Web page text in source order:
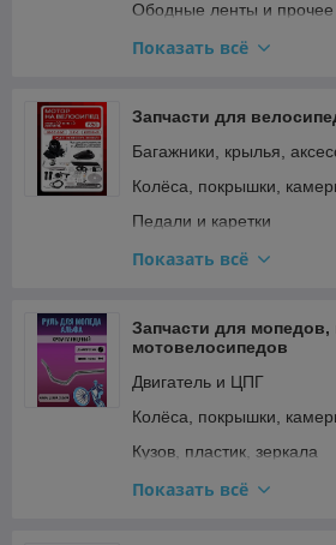
Стартер и кикстартер
Топливная система и
Трансмиссия
Фильтры
Электрооборудование и
Ободные ленты и прочее
Покрышки велосипедные
Покрышки мото и мопед
Показать всё
Запчасти для
Багажники, крылья,
Колёса, покрышки,
Педали и каретки
Прочее
Сёдла и подседельные
Тормозная система
Трансмиссия (цепи,
Показать всё
Запчасти для
мотовелосипедов
Двигатель и ЦПГ
Колёса, покрышки,
Кузов, пластик, зеркала
Освещение и поворотники
Показать всё